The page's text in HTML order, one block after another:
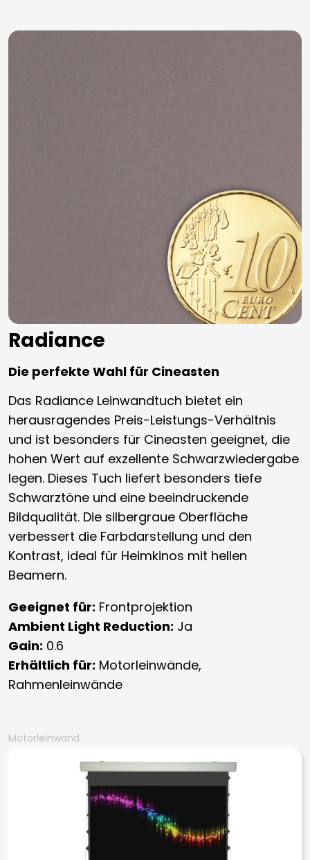
Radiance
Die perfekte Wahl für Cineasten
Das Radiance Leinwandtuch bietet ein
herausragendes Preis-Leistungs-Verhältnis
und ist besonders für Cineasten geeignet, die
hohen Wert auf exzellente Schwarzwiedergabe
legen. Dieses Tuch liefert besonders tiefe
Schwarztöne und eine beeindruckende
Bildqualität. Die silbergraue Oberfläche
verbessert die Farbdarstellung und den
Kontrast, ideal für Heimkinos mit hellen
Beamern.
Geeignet für: Frontprojektion
Ambient Light Reduction: Ja
Gain: 0.6
Erhältlich für: Motorleinwände,
Rahmenleinwände
Motorleinwand